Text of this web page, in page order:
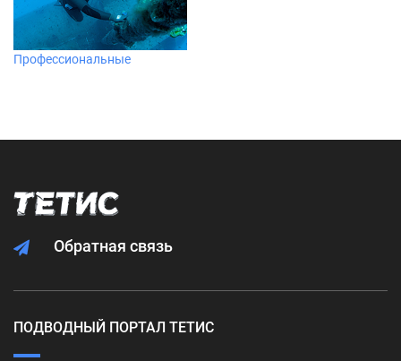
Профессиональные
Обратная связь
ПОДВОДНЫЙ ПОРТАЛ ТЕТИС